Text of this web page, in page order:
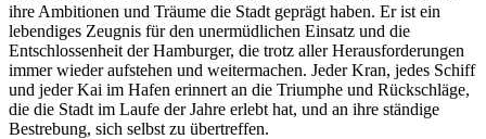
ihre Ambitionen und Träume die Stadt geprägt haben. Er ist ein
lebendiges Zeugnis für den unermüdlichen Einsatz und die
Entschlossenheit der Hamburger, die trotz aller Herausforderungen
immer wieder aufstehen und weitermachen. Jeder Kran, jedes Schiff
und jeder Kai im Hafen erinnert an die Triumphe und Rückschläge,
die die Stadt im Laufe der Jahre erlebt hat, und an ihre ständige
Bestrebung, sich selbst zu übertreffen.